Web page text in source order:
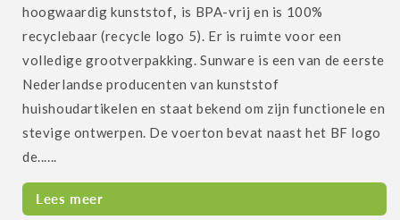
hoogwaardig kunststof, is BPA-vrij en is 100%
recyclebaar (recycle logo 5). Er is ruimte voor een
volledige grootverpakking. Sunware is een van de eerste
Nederlandse producenten van kunststof
huishoudartikelen en staat bekend om zijn functionele en
stevige ontwerpen. De voerton bevat naast het BF logo
de......
Lees meer